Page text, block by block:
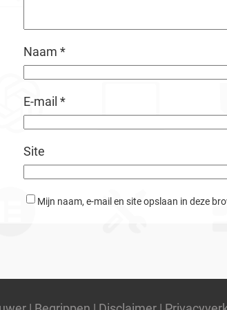
Naam *
E-mail *
Site
Mijn naam, e-mail en site opslaan in deze